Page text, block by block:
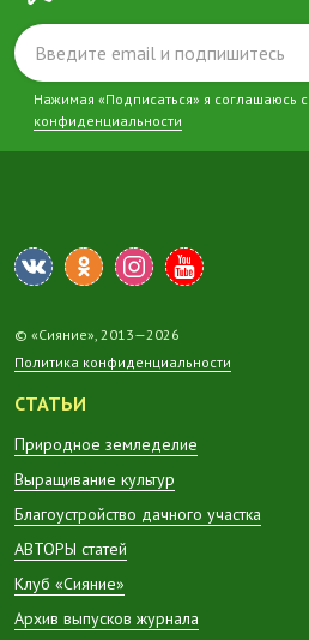
Нажимая «Подписаться» я соглашаюсь с
конфиденциальности
© «Сияние», 2013—2026
Политика конфиденциальности
СТАТЬИ
Природное земледелие
Выращивание культур
Благоустройство дачного участка
АВТОРЫ статей
Клуб «Сияние»
Архив выпусков журнала